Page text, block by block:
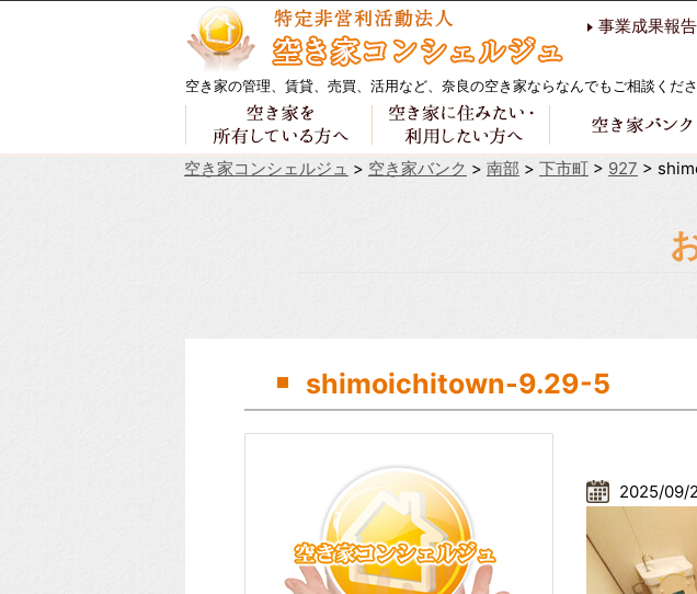
空き家の管理、賃貸、売買、活用など、奈良の空き家ならなんでもご相談くださ
事業成果報告
空き家コンシェルジュ > 空き家バンク > 南部 > 下市町 > 927 >
shimoichitown-9.29-5
2025/09/